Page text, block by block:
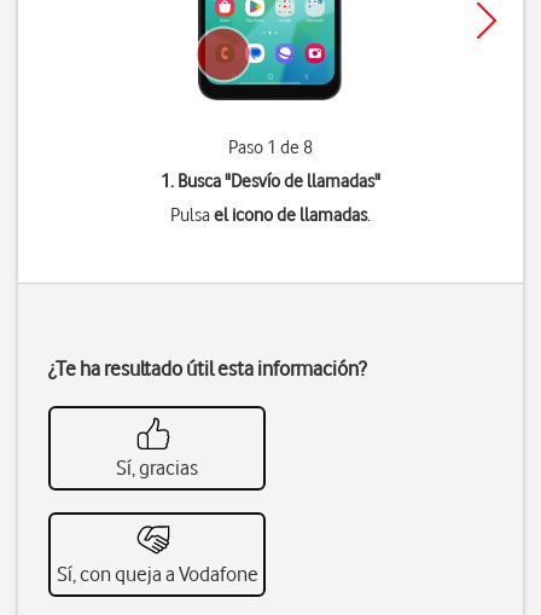
Paso 1 de 8
1. Busca "Desvío de llamadas"
Pulsael icono de llamadas.
¿Te ha resultado útil esta información?
Sí, gracias
Sí, con queja a Vodafone